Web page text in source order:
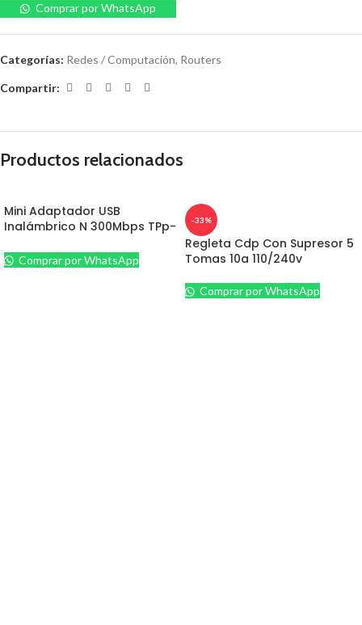
Comprar por WhatsApp
Categorías: Redes / Computación, Routers
Compartir:
Productos relacionados
Mini Adaptador USB
Inalámbrico N 300Mbps TPp-
Comprar por WhatsApp
-33%
Regleta Cdp Con Supresor 5
Tomas 10a 110/240v
Comprar por WhatsApp